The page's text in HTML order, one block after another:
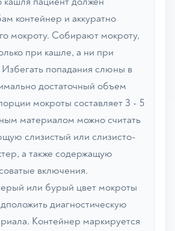
контейнер и аккуратно
мокроту. Собирают мокроту,
при кашле, а ни при
Избегать попадания слюны в
достаточный объем
мокроты составляет 3 - 5
материалом можно считать
слизистый или слизисто-
а также содержащую
включения.
или бурый цвет мокроты
диагностическую
Контейнер маркируется